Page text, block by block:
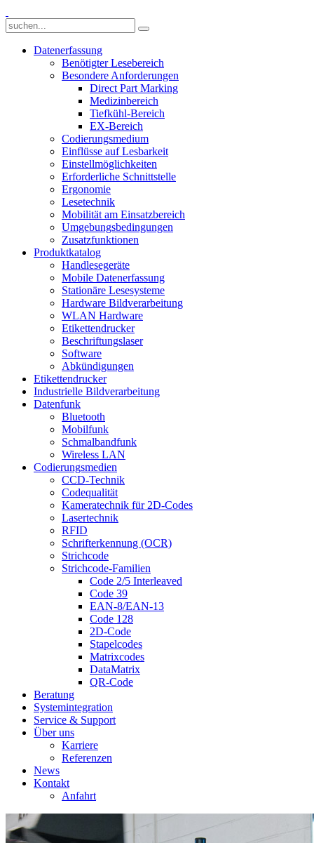
Datenerfassung
Benötigter Lesebereich
Besondere Anforderungen
Direct Part Marking
Medizinbereich
Tiefkühl-Bereich
EX-Bereich
Codierungsmedium
Einflüsse auf Lesbarkeit
Einstellmöglichkeiten
Erforderliche Schnittstelle
Ergonomie
Lesetechnik
Mobilität am Einsatzbereich
Umgebungsbedingungen
Zusatzfunktionen
Produktkatalog
Handlesegeräte
Mobile Datenerfassung
Stationäre Lesesysteme
Hardware Bildverarbeitung
WLAN Hardware
Etikettendrucker
Beschriftungslaser
Software
Abkündigungen
Etikettendrucker
Industrielle Bildverarbeitung
Datenfunk
Bluetooth
Mobilfunk
Schmalbandfunk
Wireless LAN
Codierungs­medien
CCD-Technik
Codequalität
Kameratechnik für 2D-Codes
Lasertechnik
RFID
Schrifterkennung (OCR)
Strichcode
Strichcode-Familien
Code 2/5 Interleaved
Code 39
EAN-8/EAN-13
Code 128
2D-Code
Stapelcodes
Matrixcodes
DataMatrix
QR-Code
Beratung
System­integration
Service & Support
Über uns
Karriere
Referenzen
News
Kontakt
Anfahrt